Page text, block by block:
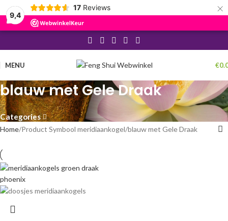
9,4
17 Reviews ×
MENU €
blauw met Gele Draak
Categories
Home Product Symbool meridiaankogel blauw met Gele Draak